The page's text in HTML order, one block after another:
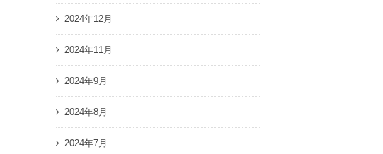
2024年12月
2024年11月
2024年9月
2024年8月
2024年7月